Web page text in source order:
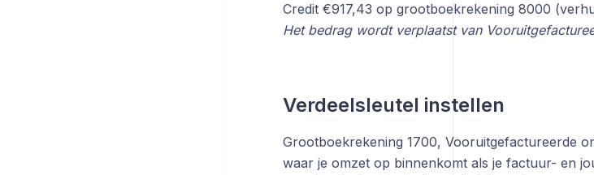
Credit €917,43 op grootboekrekening 8000
Het bedrag wordt verplaatst van
Verdeelsleutel instellen
Grootboekrekening 1700, Vooruitgefactureerde
waar je omzet op binnenkomt als je factuur- en